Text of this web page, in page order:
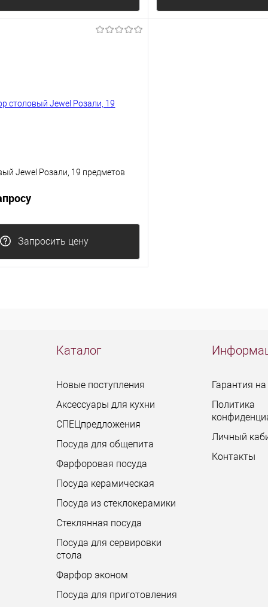
Jewel Розали, 19 предметов
Запросить цену
Каталог
Новые поступления
Аксессуары для кухни
СПЕЦпредложения
Посуда для общепита
Фарфоровая посуда
Посуда керамическая
Посуда из стеклокерамики
Стеклянная посуда
Посуда для сервировки
стола
Фарфор эконом
Посуда для приготовления
Гарантия
Политика
Личный
Контакты